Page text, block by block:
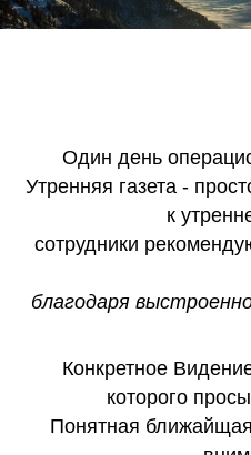
Один день
Утренняя газета -
к
сотрудники
благодаря
Конкретное
которого
Понятная ближайщая